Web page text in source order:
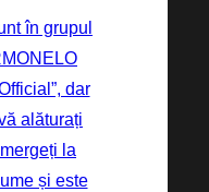
în grupul
dar
alăturați
la
și este